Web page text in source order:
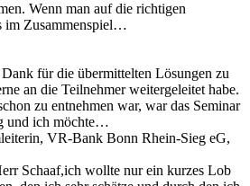
Wenn man auf die richtigen
im Zusammenspiel…
für die übermittelten Lösungen zu
an die Teilnehmer weitergeleitet habe.
zu entnehmen war, war das Seminar
und ich möchte…
VR-Bank Bonn Rhein-Sieg eG,
Schaaf,ich wollte nur ein kurzes Lob